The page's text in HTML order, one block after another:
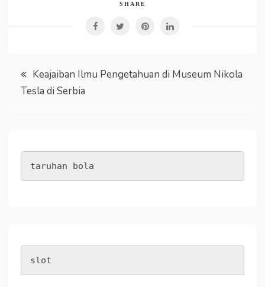
SHARE
Post
navigation
Keajaiban Ilmu Pengetahuan di Museum Nikola
Tesla di Serbia
taruhan bola
slot